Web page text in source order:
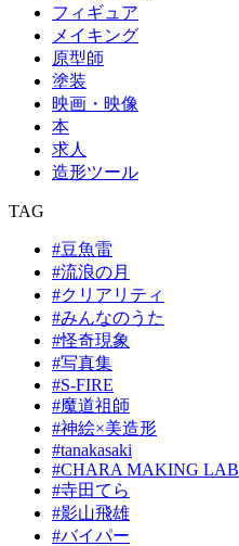
フィギュア
メイキング
原型師
塗装
映画・映像
本
求人
造形ツール
TAG
#豆魚雷
#流浪の月
#クリアリティ
#みんなのうた
#怪奇現象
#写真集
#S-FIRE
#魔道祖師
#神絵×美造形
#tanakasaki
#CHARA MAKING LAB
#寺田てら
#影山飛雄
#バイパー